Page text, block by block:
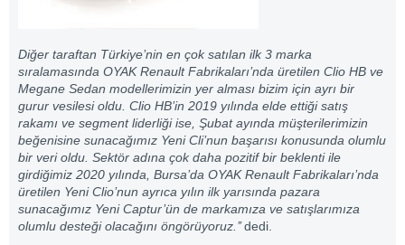
Diğer taraftan Türkiye’nin en çok satılan ilk 3 marka
sıralamasında OYAK Renault Fabrikaları’nda üretilen Clio HB ve
Megane Sedan modellerimizin yer alması bizim için ayrı bir
gurur vesilesi oldu. Clio HB’in 2019 yılında elde ettiği satış
rakamı ve segment liderliği ise, Şubat ayında müşterilerimizin
beğenisine sunacağımız Yeni Cli’nun başarısı konusunda olumlu
bir veri oldu. Sektör adına çok daha pozitif bir beklenti ile
girdiğimiz 2020 yılında, Bursa’da OYAK Renault Fabrikaları’nda
üretilen Yeni Clio’nun ayrıca yılın ilk yarısında pazara
sunacağımız Yeni Captur’ün de markamıza ve satışlarımıza
olumlu desteği olacağını öngörüyoruz.’’dedi.